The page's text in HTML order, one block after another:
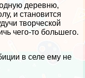
деревню,
и становится
творческой
чего-то большего.
в селе ему не